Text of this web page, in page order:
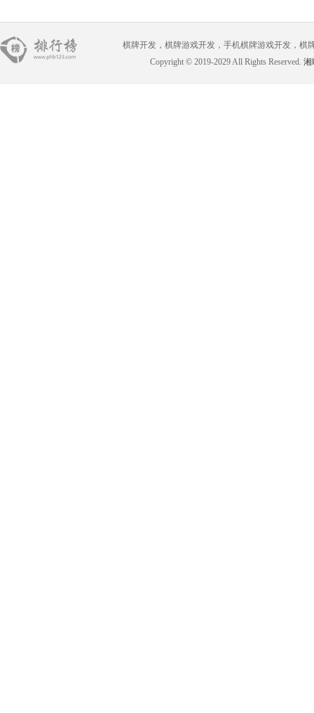
棋牌开发，棋牌游戏开发，手机棋牌游戏开发，棋
Copyright © 2019-2029 All Rights Reserved. 湘